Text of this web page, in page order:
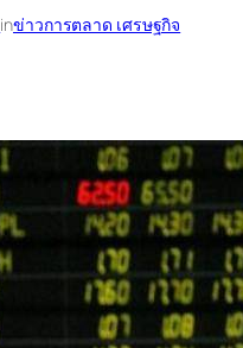
inข่าวการตลาด เศรษฐกิจ